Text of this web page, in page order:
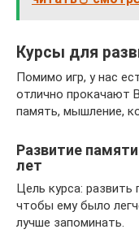
Курсы для
Помимо игр, у нас
отлично прокачают
память, мышление,
Развитие
лет
Цель курса: развить
чтобы ему было
лучше запоминать.